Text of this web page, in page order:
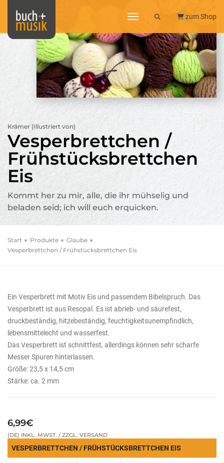
toggle navigation
zum Shop
Krämer (Illustriert von)
Vesperbrettchen /
Frühstücksbrettchen
Eis
Kommt her zu mir, alle, die ihr mühselig und
beladen seid; ich will euch erquicken.
Start Produkte
Glaube
Vesperbrettchen / Frühstücksbrettchen Eis
Ein Vesperbrett mit Motiv Eis und passendem Bibelspruch. Das
Vesperbrett ist aus Resopal. Es ist abrieb- und säurefest,
druckbeständig, hitzebeständig, feuchtigkeitsunempfindlich,
lebensmittelecht und wasserfest.
Das Vesperbrett ist schnittfest, allerdings können sehr scharfe
Messer Spuren hinterlassen.
Größe: 23,5 x 14,5 cm
Stärke: ca. 2 mm
6,99€
(DE) INKL. MWST. / ZZGL. VERSAND
VESPERBRETTCHEN / FRÜHSTÜCKSBRETTCHEN EIS